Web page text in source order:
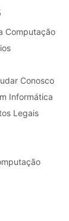
Computação
Conosco
Informática
Legais